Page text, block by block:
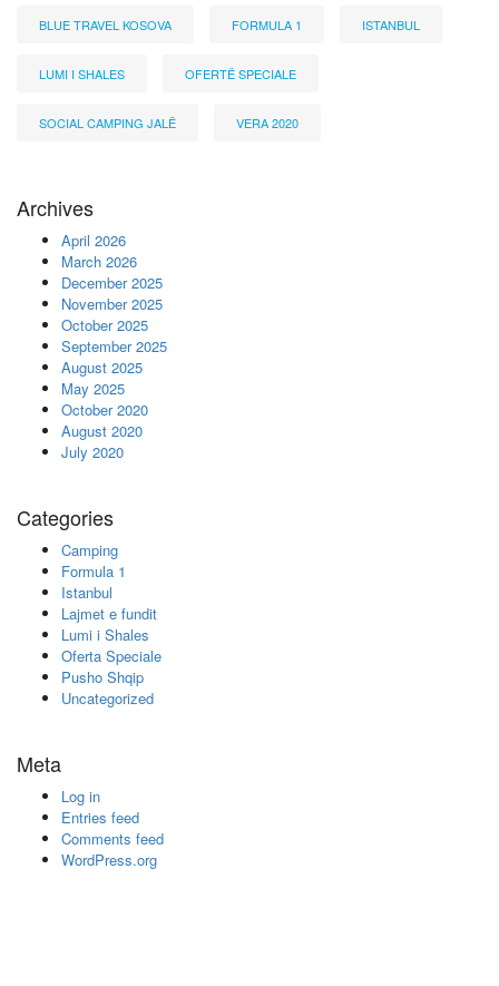
BLUE TRAVEL KOSOVA FORMULA 1 ISTANBUL
LUMI I SHALES OFERTË SPECIALE
SOCIAL CAMPING JALË VERA 2020
Archives
April 2026
March 2026
December 2025
November 2025
October 2025
September 2025
August 2025
May 2025
October 2020
August 2020
July 2020
Categories
Camping
Formula 1
Istanbul
Lajmet e fundit
Lumi i Shales
Oferta Speciale
Pusho Shqip
Uncategorized
Meta
Log in
Entries feed
Comments feed
WordPress.org